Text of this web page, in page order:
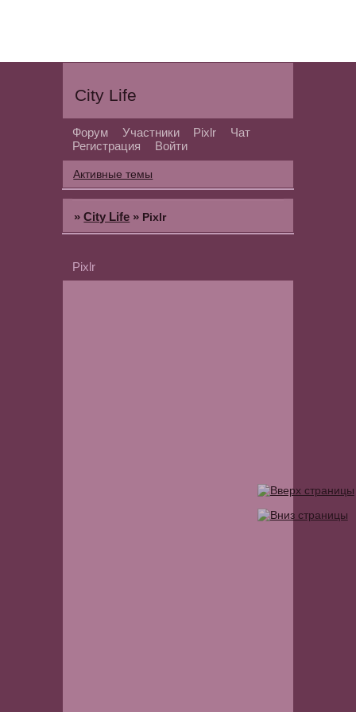
City Life
Форум Участники Pixlr
Чат
Регистрация
Войти
Активные темы
»City Life » Pixlr
Pixlr